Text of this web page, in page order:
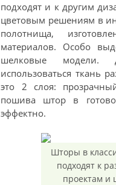
подходят и к другим
цветовым решениям в
полотнища,
материалов. Особо
шелковые модели.
использоваться ткань
это 2 слоя:
пошива штор в
эффектно.
Шторы в
подходят к
проектам и